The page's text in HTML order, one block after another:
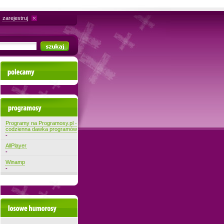
zarejestruj
Polecamy
Najnowsze programy
Programy na Programosy.pl -
codzienna dawka programów
-
AllPlayer
-
Winamp
-
Losowe filmiki